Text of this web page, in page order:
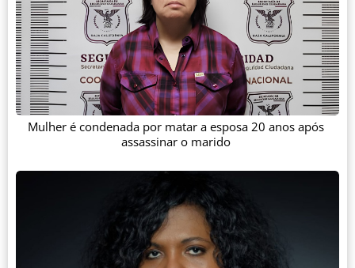
Mulher é condenada por matar a esposa 20 anos após
assassinar o marido